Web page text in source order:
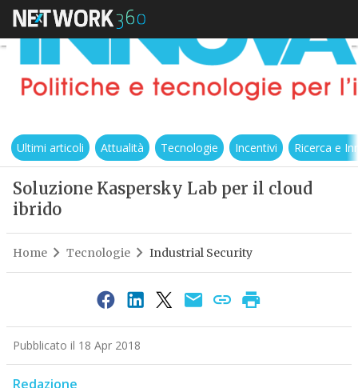
Ultimi articoli Attualità Tecnologie Incentivi Ricerca e
Soluzione Kaspersky Lab per il cloud
ibrido
Home Tecnologie Industrial Security
Pubblicato il 18 Apr 2018
Redazione